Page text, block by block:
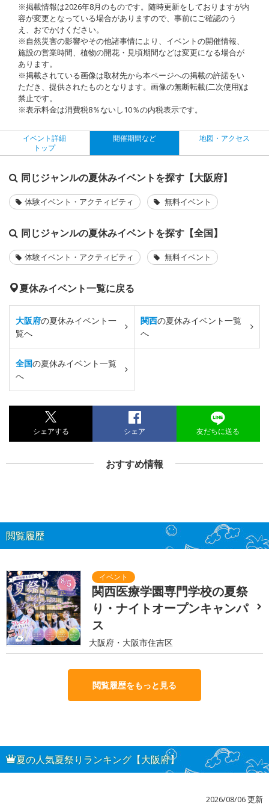
※掲載情報は2026年8月のものです。随時更新をしておりますが内
容が変更となっている場合がありますので、事前にご確認のう
え、おでかけください。
※自然災害の影響やその他諸事情により、イベントの開催情報、
施設の営業時間、植物の開花・見頃期間などは変更になる場合が
あります。
※掲載されている画像は取材先から本ページへの掲載の許諾をい
ただき、提供されたものとなります。画像の無断転載(二次使用)は
禁止です。
※表示料金は消費税8％ないし10％の内税表示です。
イベント詳細
トップ
開催期間など 地図・アクセス
同じジャンルの夏休みイベントを探す【大阪府】
体験イベント・アクティビティ 無料イベント
同じジャンルの夏休みイベントを探す【全国】
体験イベント・アクティビティ 無料イベント
夏休みイベント一覧に戻る
大阪府の夏休みイベント一
覧へ
関西の夏休みイベント一覧
へ
全国の夏休みイベント一覧
へ
シェアする シェア 友だちに送る
おすすめ情報
閲覧履歴
関西医療学園専門学校の夏祭
り・ナイトオープンキャンパ
ス
大阪府・大阪市住吉区
閲覧履歴をもっと見る
夏の人気夏祭りランキング【大阪府】
2026/08/06 更新